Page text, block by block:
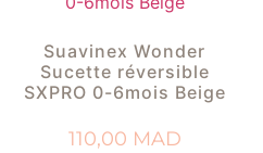
Suavinex Wonder
Sucette réversible
SXPRO 0-6mois Beige
110,00 MAD